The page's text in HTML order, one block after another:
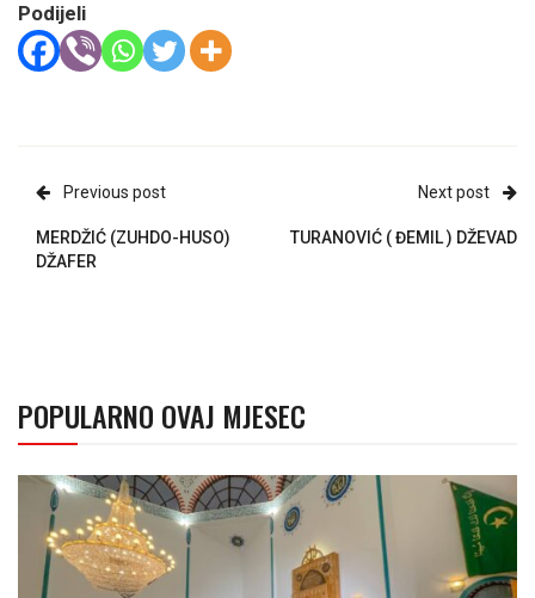
Podijeli
Previous post
MERDŽIĆ (ZUHDO-HUSO)
DŽAFER
Next post
TURANOVIĆ ( ĐEMIL ) DŽEVAD
POPULARNO OVAJ MJESEC